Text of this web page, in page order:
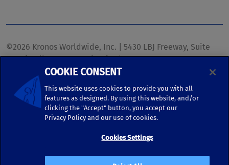
©2026 Kronos Worldwide, Inc. | 5430 LBJ Freeway, Suite
1700 | Dallas, TX 75240 | United States
Phone: (972) 233-1700 | Fax: (972) 448-1445 |
kronos.marketing@kronosww.com
KRONOS ®, KRONOS & DESIGN ®, BRIGHTER TOGETHER™,
and logo designs associated therewith are trademarks of
Kronos Worldwide, Inc. and/or its subsidiaries.
COOKIE CONSENT
This website uses cookies to provide you with all
features as designed. By using this website, and/or
clicking the "Accept" button, you accept our
Privacy Policy and our use of cookies.
Cookies Settings